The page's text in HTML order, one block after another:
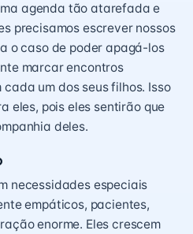
agenda tão atarefada e
precisamos escrever nossos
o caso de poder apagá-los
marcar encontros
um dos seus filhos. Isso
eles, pois eles sentirão que
deles.
necessidades especiais
empáticos, pacientes,
enorme. Eles crescem